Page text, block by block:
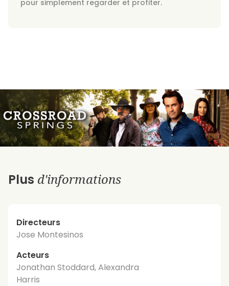
pour simplement regarder et profiter.
Plus d'informations
Directeurs
Jose Montesinos
Acteurs
Jonathan Stoddard, Alexandra
Harris